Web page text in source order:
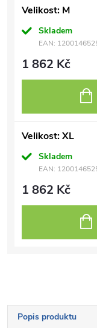
Velikost: M
Skladem
EAN:
1 862 Kč
Velikost: XL
Skladem
EAN:
1 862 Kč
Popis produktu